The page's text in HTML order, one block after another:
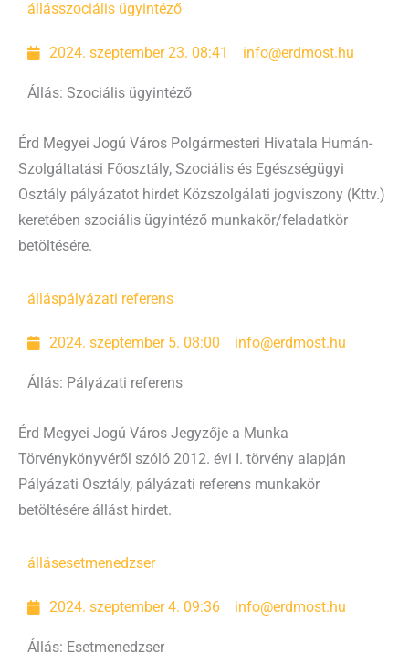
állásszociális ügyintéző
2024. szeptember 23. 08:41 info@erdmost.hu
Állás: Szociális ügyintéző
Érd Megyei Jogú Város Polgármesteri Hivatala Humán-
Szolgáltatási Főosztály, Szociális és Egészségügyi
Osztály pályázatot hirdet Közszolgálati jogviszony (Kttv.)
keretében szociális ügyintéző munkakör/feladatkör
betöltésére.
álláspályázati referens
2024. szeptember 5. 08:00 info@erdmost.hu
Állás: Pályázati referens
Érd Megyei Jogú Város Jegyzője a Munka
Törvénykönyvéről szóló 2012. évi I. törvény alapján
Pályázati Osztály, pályázati referens munkakör
betöltésére állást hirdet.
állásesetmenedzser
2024. szeptember 4. 09:36 info@erdmost.hu
Állás: Esetmenedzser